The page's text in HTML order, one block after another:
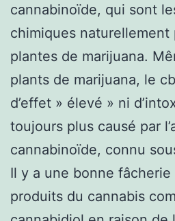
cannabinoïde, qui sont
chimiques naturellement
plantes de marijuana.
plants de marijuana, le
d’effet » élevé » ni
toujours plus causé par
cannabinoïde, connu
Il y a une bonne
produits du cannabis